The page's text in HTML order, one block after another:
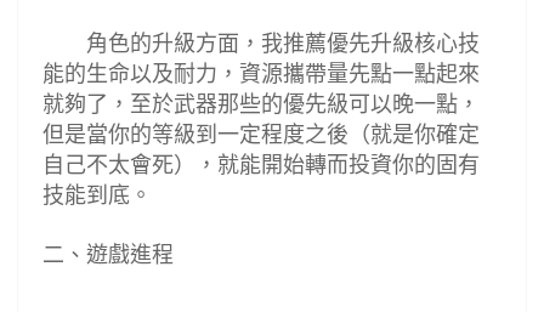
角色的升級方面，我推薦優先升級核心技
能的生命以及耐力，資源攜帶量先點一點起來
就夠了，至於武器那些的優先級可以晚一點，
但是當你的等級到一定程度之後（就是你確定
自己不太會死），就能開始轉而投資你的固有
技能到底。
二 、遊戲進程